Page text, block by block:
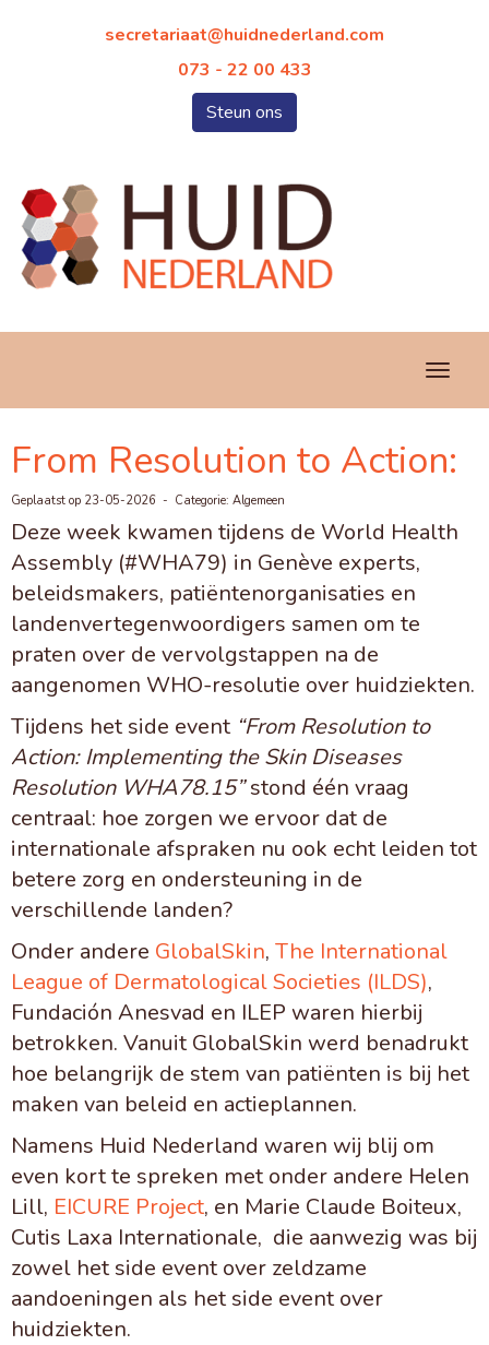
taairaterces@huidnederland.com
073 - 22 00 433
Steun ons
From Resolution to Action:
Geplaatst op 23-05-2026 - Categorie: Algemeen
Deze week kwamen tijdens de World Health
Assembly (#WHA79) in Genève experts,
beleidsmakers, patiëntenorganisaties en
landenvertegenwoordigers samen om te
praten over de vervolgstappen na de
aangenomen WHO-resolutie over huidziekten.
Tijdens het side event “From Resolution to
Action: Implementing the Skin Diseases
Resolution WHA78.15”stond één vraag
centraal: hoe zorgen we ervoor dat de
internationale afspraken nu ook echt leiden tot
betere zorg en ondersteuning in de
verschillende landen?
Onder andere GlobalSkin, The International
League of Dermatological Societies (ILDS),
Fundación Anesvad en ILEP waren hierbij
betrokken. Vanuit GlobalSkin werd benadrukt
hoe belangrijk de stem van patiënten is bij het
maken van beleid en actieplannen.
Namens Huid Nederland waren wij blij om
even kort te spreken met onder andere Helen
Lill, EICURE Project, en Marie Claude Boiteux,
Cutis Laxa Internationale, die aanwezig was bij
zowel het side event over zeldzame
aandoeningen als het side event over
huidziekten.